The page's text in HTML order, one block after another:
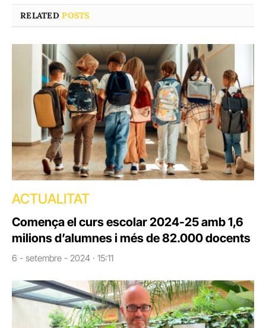
RELATEDPOSTS
ACTUALITAT
Comença el curs escolar 2024-25 amb 1,6
milions d’alumnes i més de 82.000 docents
6 - setembre - 2024 · 15:11